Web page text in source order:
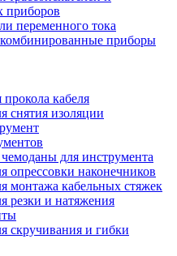
приборов
переменного тока
приборы
прокола кабеля
снятия изоляции
для инструмента
опрессовки наконечников
монтажа кабельных стяжек
резки и натяжения
скручивания и гибки